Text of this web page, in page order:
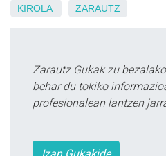
KIROLA ZARAUTZ
Zarautz Gukak zu
behar du tokiko
profesionalean lantzen